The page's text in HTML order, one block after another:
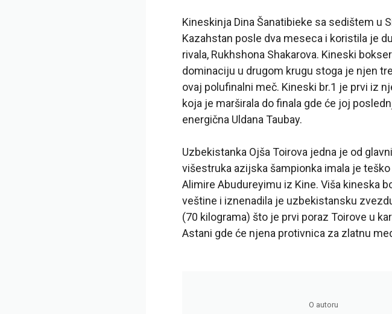
Kineskinja Dina Šanatibieke sa sedištem u
Kazahstan posle dva meseca i koristila je
rivala, Rukhshona Shakarova. Kineski
dominaciju u drugom krugu stoga je njen
ovaj polufinalni meč. Kineski br.1 je prvi iz
koja je marširala do finala gde će joj
energična Uldana Taubay.
Uzbekistanka Ojša Toirova jedna je od
višestruka azijska šampionka imala je
Alimire Abudureyimu iz Kine. Viša kineska
veštine i iznenadila je uzbekistansku
(70 kilograma) što je prvi poraz Toirove u
Astani gde će njena protivnica za zlatnu
O autoru